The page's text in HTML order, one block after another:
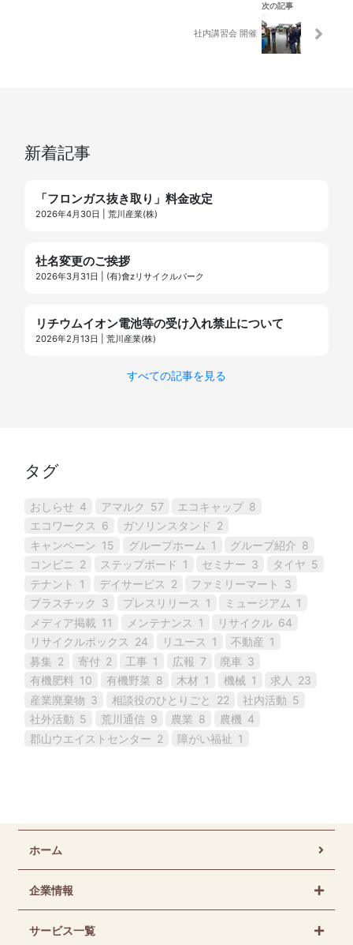
次の記事
社内講習会 開催
新着記事
「フロンガス抜き取り」料金改定
2026年4月30日 | 荒川産業(株)
社名変更のご挨拶
2026年3月31日 | (有)會zリサイクルパーク
リチウムイオン電池等の受け入れ禁止について
2026年2月13日 | 荒川産業(株)
すべての記事を見る
タグ
おしらせ 4 アマルク 57 エコキャップ 8
エコワークス 6 ガソリンスタンド 2
キャンペーン 15 グループホーム 1 グループ紹介 8
コンビニ 2 ステップボード 1 セミナー 3 タイヤ 5
テナント
1 デイサービス 2 ファミリーマート
3
プラスチック 3 プレスリリース 1 ミュージアム 1
メディア掲載 11 メンテナンス 1 リサイクル 64
リサイクルボックス 24 リユース 1 不動産 1
募集 2 寄付 2 工事 1 広報 7 廃車 3
有機肥料 10 有機野菜 8 木材 1 機械 1 求人
23
産業廃棄物 3 相談役のひとりごと 22 社内活動 5
社外活動 5 荒川通信 9 農業 8 農機 4
郡山ウエイストセンター 2 障がい福祉 1
ホーム
企業情報
サービス一覧